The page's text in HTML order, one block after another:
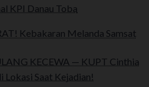
KPI Danau Toba
Kebakaran Melanda Samsat
KECEWA — KUPT Cinthia
Saat Kejadian!